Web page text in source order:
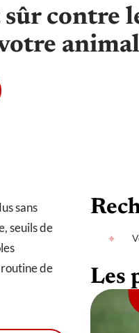
contre
sans
seuils de
de
Les